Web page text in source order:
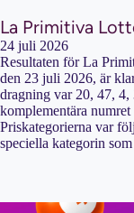
La Primitiva
24 juli 2026
Resultaten för La
den 23 juli 2026, är
dragning var 20, 47, 4,
komplementära
Priskategorierna var
speciella kategorin